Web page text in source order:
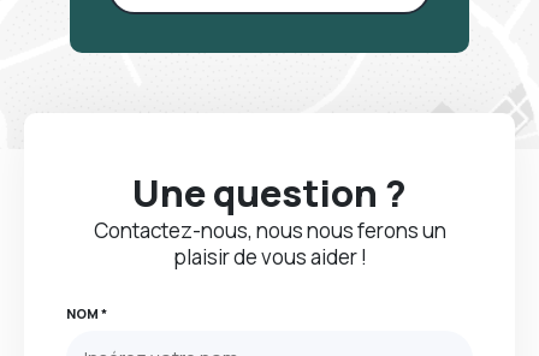
Une question ?
Contactez-nous, nous nous ferons un
plaisir de vous aider !
NOM *